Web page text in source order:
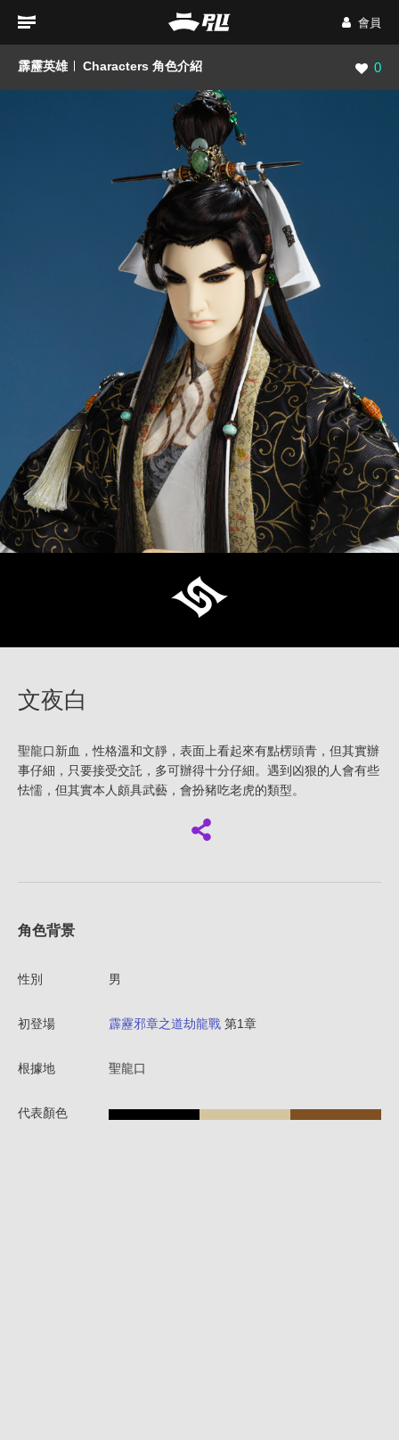
會員
霹靂英雄 Characters 角色介紹 瀏覽
0
文夜白
聖龍口新血，性格溫和文靜，表面上看起來有點楞頭青，但其實辦
事仔細，只要接受交託，多可辦得十分仔細。遇到凶狠的人會有些
怯懦，但其實本人頗具武藝，會扮豬吃老虎的類型。
角色背景
性別 男
初登場 霹靂邪章之道劫龍戰 第1章
根據地 聖龍口
代表顏色